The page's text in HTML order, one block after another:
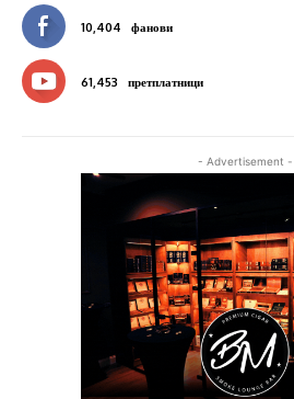
10,404 фанови
61,453 претплатници
- Advertisement -